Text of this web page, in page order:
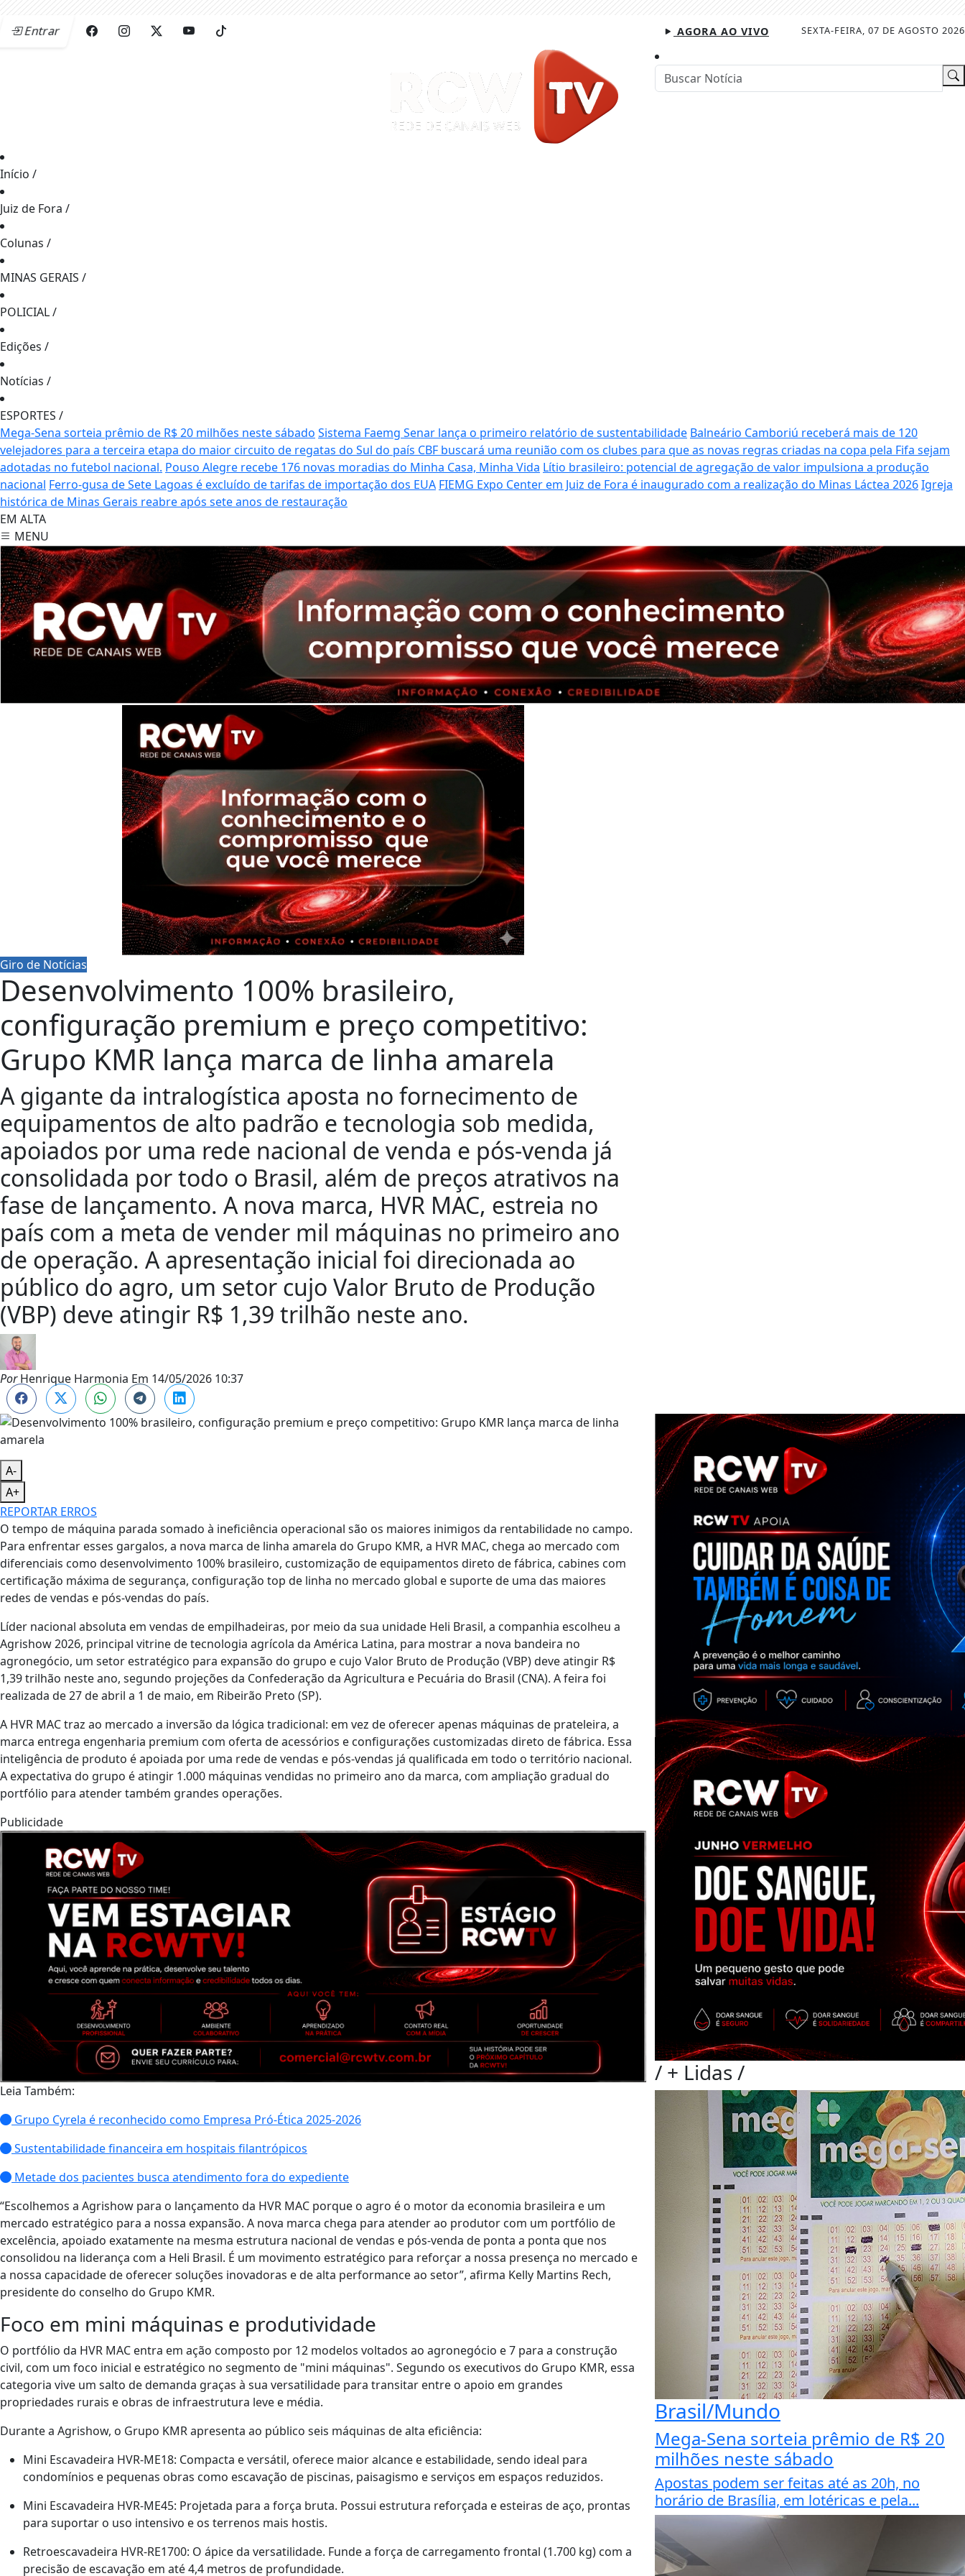
Entrar SEXTA-FEIRA, 07 DE AGOSTO 2026
AGORA AO VIVO
Início /
Juiz de Fora /
Colunas /
MINAS GERAIS /
POLICIAL/
Edições /
Notícias /
ESPORTES /
Mega-Sena sorteia prêmio de R$ 20 milhões neste sábado Sistema Faemg Senar lança o primeiro relatório de sustentabilidade Balneário Camboriú receberá mais de 120
velejadores para a terceira etapa do maior circuito de regatas do Sul do país CBF buscará uma reunião com os clubes para que as novas regras criadas na copa pela Fifa sejam
adotadas no futebol nacional. Pouso Alegre recebe 176 novas moradias do Minha Casa, Minha Vida Lítio brasileiro: potencial de agregação de valor impulsiona a produção
nacional Ferro-gusa de Sete Lagoas é excluído de tarifas de importação dos EUA FIEMG Expo Center em Juiz de Fora é inaugurado com a realização do Minas Láctea 2026Igreja
histórica de Minas Gerais reabre após sete anos de restauração
EM ALTA
MENU
Giro de Notícias
Desenvolvimento 100% brasileiro,
configuração premium e preço competitivo:
Grupo KMR lança marca de linha amarela
A gigante da intralogística aposta no fornecimento de
equipamentos de alto padrão e tecnologia sob medida,
apoiados por uma rede nacional de venda e pós-venda já
consolidada por todo o Brasil, além de preços atrativos na
fase de lançamento. A nova marca, HVR MAC, estreia no
país com a meta de vender mil máquinas no primeiro ano
de operação. A apresentação inicial foi direcionada ao
público do agro, um setor cujo Valor Bruto de Produção
(VBP) deve atingir R$ 1,39 trilhão neste ano.
PorHenrique Harmonia Em 14/05/2026 10:37
A-
A+
REPORTAR ERROS
O tempo de máquina parada somado à ineficiência operacional são os maiores inimigos da rentabilidade no campo.
Para enfrentar esses gargalos, a nova marca de linha amarela do Grupo KMR, a HVR MAC, chega ao mercado com
diferenciais como desenvolvimento 100% brasileiro, customização de equipamentos direto de fábrica, cabines com
certificação máxima de segurança, configuração top de linha no mercado global e suporte de uma das maiores
redes de vendas e pós-vendas do país.
Líder nacional absoluta em vendas de empilhadeiras, por meio da sua unidade Heli Brasil, a companhia escolheu a
Agrishow 2026, principal vitrine de tecnologia agrícola da América Latina, para mostrar a nova bandeira no
agronegócio, um setor estratégico para expansão do grupo e cujo Valor Bruto de Produção (VBP) deve atingir R$
1,39 trilhão neste ano, segundo projeções da Confederação da Agricultura e Pecuária do Brasil (CNA). A feira foi
realizada de 27 de abril a 1 de maio, em Ribeirão Preto (SP).
A HVR MAC traz ao mercado a inversão da lógica tradicional: em vez de oferecer apenas máquinas de prateleira, a
marca entrega engenharia premium com oferta de acessórios e configurações customizadas direto de fábrica. Essa
inteligência de produto é apoiada por uma rede de vendas e pós-vendas já qualificada em todo o território nacional.
A expectativa do grupo é atingir 1.000 máquinas vendidas no primeiro ano da marca, com ampliação gradual do
portfólio para atender também grandes operações.
Publicidade
Leia Também:
Grupo Cyrela é reconhecido como Empresa Pró-Ética 2025-2026
Sustentabilidade financeira em hospitais filantrópicos
Metade dos pacientes busca atendimento fora do expediente
“Escolhemos a Agrishow para o lançamento da HVR MAC porque o agro é o motor da economia brasileira e um
mercado estratégico para a nossa expansão. A nova marca chega para atender ao produtor com um portfólio de
excelência, apoiado exatamente na mesma estrutura nacional de vendas e pós-venda de ponta a ponta que nos
consolidou na liderança com a Heli Brasil. É um movimento estratégico para reforçar a nossa presença no mercado e
a nossa capacidade de oferecer soluções inovadoras e de alta performance ao setor”, afirma Kelly Martins Rech,
presidente do conselho do Grupo KMR.
Foco em mini máquinas e produtividade
O portfólio da HVR MAC entra em ação composto por 12 modelos voltados ao agronegócio e 7 para a construção
civil, com um foco inicial e estratégico no segmento de "mini máquinas". Segundo os executivos do Grupo KMR, essa
categoria vive um salto de demanda graças à sua versatilidade para transitar entre o apoio em grandes
propriedades rurais e obras de infraestrutura leve e média.
Durante a Agrishow, o Grupo KMR apresenta ao público seis máquinas de alta eficiência:
Mini Escavadeira HVR-ME18: Compacta e versátil, oferece maior alcance e estabilidade, sendo ideal para
condomínios e pequenas obras como escavação de piscinas, paisagismo e serviços em espaços reduzidos.
Mini Escavadeira HVR-ME45: Projetada para a força bruta. Possui estrutura reforçada e esteiras de aço, prontas
para suportar o uso intensivo e os terrenos mais hostis.
Retroescavadeira HVR-RE1700: O ápice da versatilidade. Funde a força de carregamento frontal (1.700 kg) com a
precisão de escavação em até 4,4 metros de profundidade.
/ + Lidas/
Brasil/Mundo
Mega-Sena sorteia prêmio de R$ 20
milhões neste sábado
Apostas podem ser feitas até as 20h, no
horário de Brasília, em lotéricas e pela...